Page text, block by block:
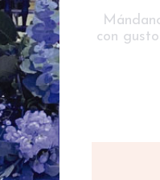
con